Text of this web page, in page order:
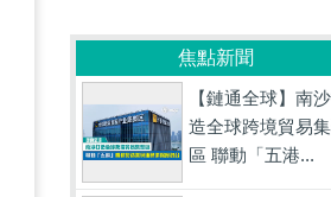
焦點新聞
【鏈通全球】南
造全球跨境貿易
區 聯動「五港...